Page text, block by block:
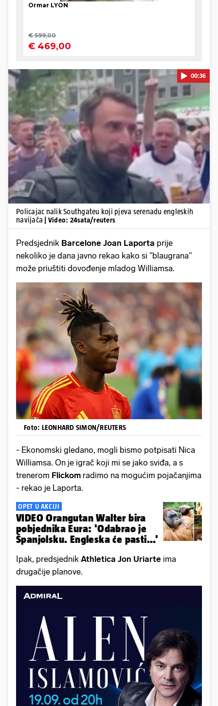
Pokretanje videa...
00:36
Policajac nalik Southgateu koji pjeva serenadu engleskih
navijača
| Video: 24sata/reuters
Predsjednik Barcelone Joan Laporta prije
nekoliko je dana javno rekao kako si "blaugrana"
može priuštiti dovođenje mladog Williamsa.
Foto: LEONHARD SIMON/REUTERS
- Ekonomski gledano, mogli bismo potpisati Nica
Williamsa. On je igrač koji mi se jako sviđa, a s
trenerom Flickom radimo na mogućim pojačanjima
- rekao je Laporta.
OPET U AKCIJI
VIDEO Orangutan Walter bira
pobjednika Eura: 'Odabrao je
Španjolsku. Engleska će pasti...'
Ipak, predsjednik Athletica Jon Uriarte ima
drugačije planove.